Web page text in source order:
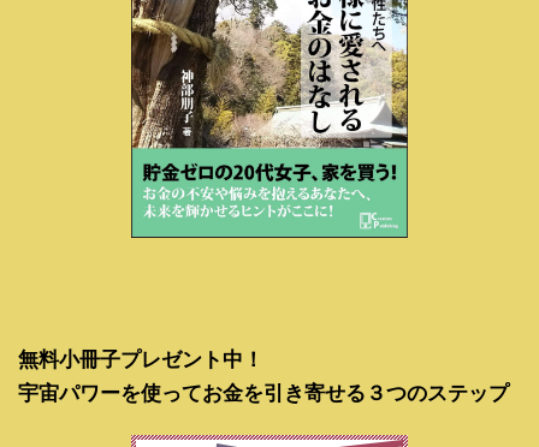
無料小冊子プレゼント中！
宇宙パワーを使ってお金を引き寄せる３つのステップ